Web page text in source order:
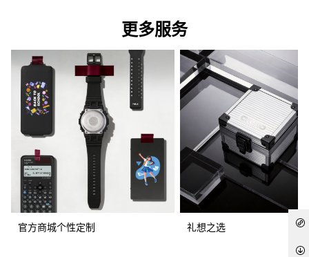
更多服务
官方商城个性定制 礼想之选